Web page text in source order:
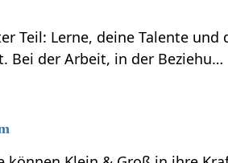
Teil: Lerne, deine Talente und
Bei der Arbeit, in der Beziehu…